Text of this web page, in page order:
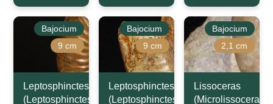
Bajocium
9 cm
Leptosphinctes
(Leptosphinctes)
Bajocium
9 cm
Leptosphinctes
(Leptosphinctes)
Bajocium
2,1 cm
Lissoceras
(Microlissoceras)